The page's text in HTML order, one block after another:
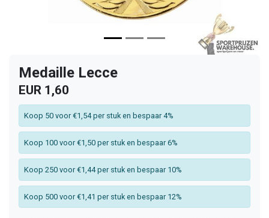
Medaille Lecce
EUR 1,60
Koop 50 voor €1,54 per stuk en bespaar 4%
Koop 100 voor €1,50 per stuk en bespaar 6%
Koop 250 voor €1,44 per stuk en bespaar 10%
Koop 500 voor €1,41 per stuk en bespaar 12%